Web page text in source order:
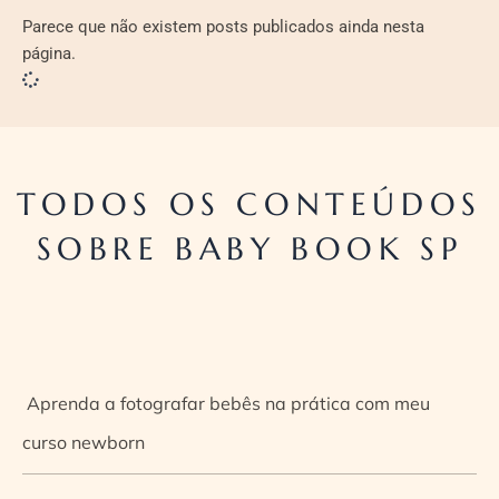
Parece que não existem posts publicados ainda nesta
página.
TODOS OS CONTEÚDOS
SOBRE BABY BOOK SP
Aprenda a fotografar bebês na prática com meu
curso newborn